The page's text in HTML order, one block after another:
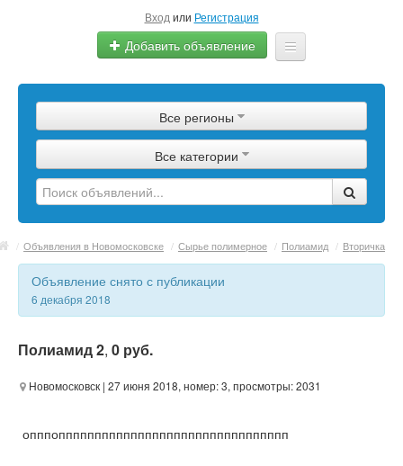
Вход или Регистрация
Добавить объявление
Сырье
Изделия
Оборудование
Услуги
Еще
Все регионы
Все категории
Объявления в Новомосковске / Сырье полимерное / Полиамид / Вторичка
Объявление снято с публикации
6 декабря 2018
Полиамид 2, 0 руб.
Новомосковск | 27 июня 2018, номер: 3, просмотры: 2031
опппопппппппппппппппппппппппппппппппп